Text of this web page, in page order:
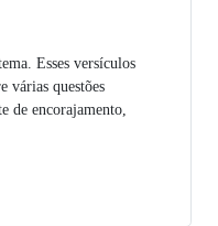
Esses versículos
várias questões
de encorajamento,